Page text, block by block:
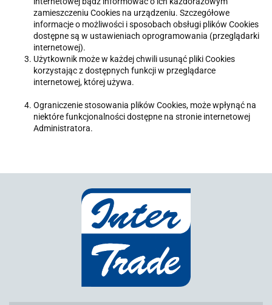
zamieszczeniu Cookies na urządzeniu. Szczegółowe
informacje o możliwości i sposobach obsługi plików Cookies
dostępne są w ustawieniach oprogramowania (przeglądarki
internetowej).
Użytkownik może w każdej chwili usunąć pliki Cookies
korzystając z dostępnych funkcji w przeglądarce
internetowej, której używa.
Ograniczenie stosowania plików Cookies, może wpłynąć na
niektóre funkcjonalności dostępne na stronie internetowej
Administratora.